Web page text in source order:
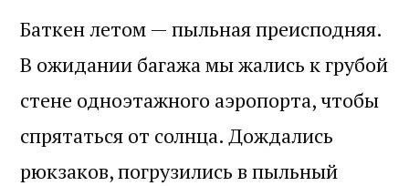
Баткен летом — пыльная преисподняя.
В ожидании багажа мы жались к грубой
стене одноэтажного аэропорта, чтобы
спрятаться от солнца. Дождались
рюкзаков, погрузились в пыльный